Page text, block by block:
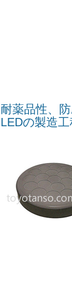
耐薬品性、
LEDの製造